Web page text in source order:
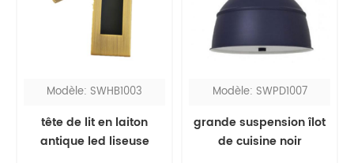
Modèle: SWHB1003
tête de lit en laiton
antique led liseuse
Modèle: SWPD1007
grande suspension îlot
de cuisine noir